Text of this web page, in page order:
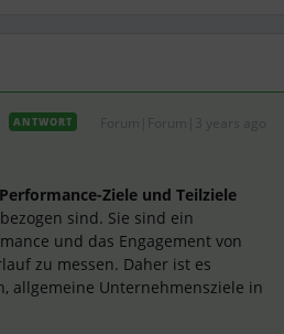
ANTWORT
Performance-Ziele und Teilziele
sind. Sie sind ein
und das Engagement von
zu messen. Daher ist es
allgemeine Unternehmensziele in